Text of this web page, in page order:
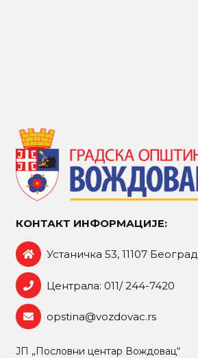
КОНТАКТ ИНФОРМАЦИЈЕ:
Устаничка 53, 11107 Београд
Централа: 011/ 244-7420
opstina@vozdovac.rs
ЈП „Пословни центар Вождовац“